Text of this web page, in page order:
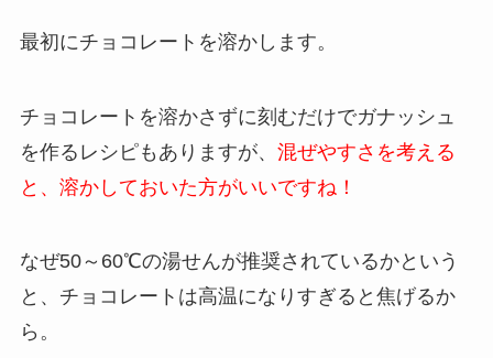
最初にチョコレートを溶かします。
チョコレートを溶かさずに刻むだけでガナッシュ
を作るレシピもありますが、 混ぜやすさを考える
と、溶かしておいた方がいいですね！
なぜ50～60℃の湯せんが推奨されているかという
と、チョコレートは高温になりすぎると焦げるか
ら。